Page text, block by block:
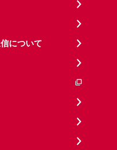
について